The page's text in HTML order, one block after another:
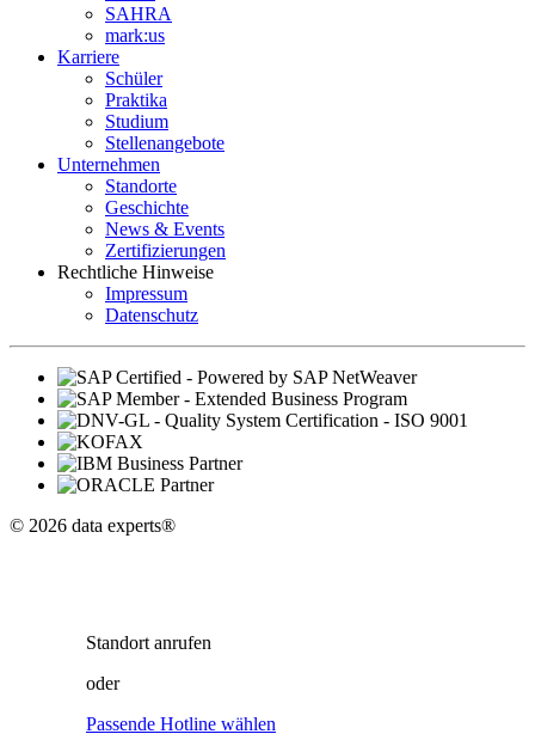
SAHRA
mark:us
Karriere
Schüler
Praktika
Studium
Stellenangebote
Unternehmen
Standorte
Geschichte
News & Events
Zertifizierungen
Rechtliche Hinweise
Impressum
Datenschutz
© 2026 data experts®
Standort anrufen
oder
Passende Hotline wählen